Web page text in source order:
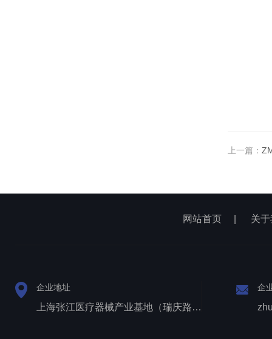
上一篇：
网站首页 关
企业地址
上海张江医疗器械产业基地（瑞庆路528号）
企